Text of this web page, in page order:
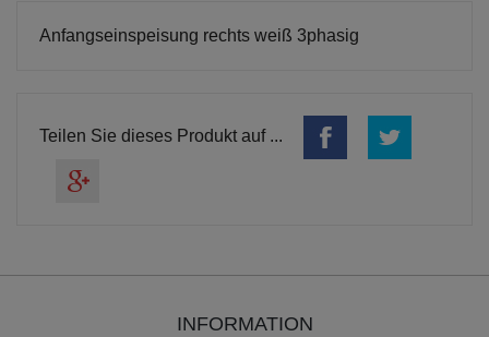
Anfangseinspeisung rechts weiß 3phasig
Teilen Sie dieses Produkt auf ...
INFORMATION